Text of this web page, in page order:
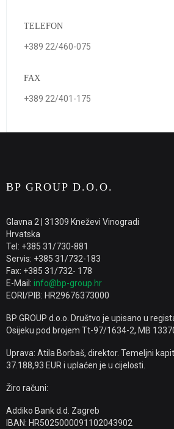
TELEFON
+389 22/460-075
FAX
+389 22/401-175
BP GROUP D.O.O.
Glavna 2 | 31309 Kneževi Vinogradi
Hrvatska
Tel: +385 31/730-881
Servis: +385 31/732-183
Fax: +385 31/732- 178
E-Mail: info@bp-group.hr
EORI/PIB: HR29676373000
BP GROUP d.o.o. Društvo je upisano u
Osijeku pod brojem Tt-97/1634-2, MB
Uprava: Atila Borbaš, direktor. Temeljni
37.188,93 EUR i uplaćen je u cijelosti.
Žiro računi:
Addiko Bank d.d. Zagreb
IBAN: HR5025000091102043902